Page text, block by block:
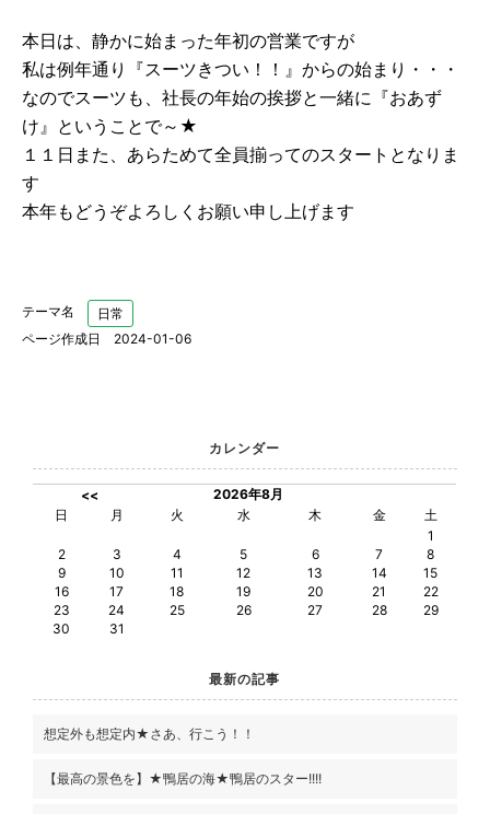
本日は、静かに始まった年初の営業ですが
私は例年通り『スーツきつい！！』からの始まり・・・
なのでスーツも、社長の年始の挨拶と一緒に『おあず
け』ということで～★
１１日また、あらためて全員揃ってのスタートとなりま
す
本年もどうぞよろしくお願い申し上げます
テーマ名
日常
ページ作成日 2024-01-06
カレンダー
<<
2026年8月
日
月 火 水 木 金
土
1
2
3 4 5 6 7
8
9
10 11 12 13 14
15
16
17 18 19 20 21
22
23
24 25 26 27 28
29
30
31
最新の記事
想定外も想定内★さあ、行こう！！
【最高の景色を】★鴨居の海★鴨居のスター!!!!